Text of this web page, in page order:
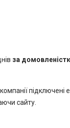
за
підключені
сайту.